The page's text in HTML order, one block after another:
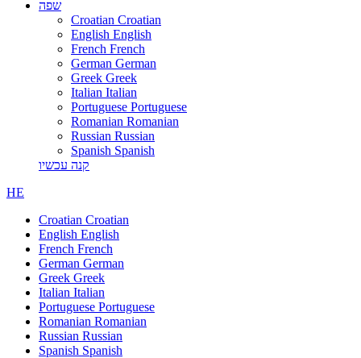
שפה
Croatian Croatian
English English
French French
German German
Greek Greek
Italian Italian
Portuguese Portuguese
Romanian Romanian
Russian Russian
Spanish Spanish
קנה עכשיו
HE
Croatian Croatian
English English
French French
German German
Greek Greek
Italian Italian
Portuguese Portuguese
Romanian Romanian
Russian Russian
Spanish Spanish